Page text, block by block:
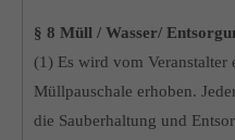
§ 8 Müll / Wasser/
(1) Es wird vom Veranstalter
Müllpauschale erhoben.
die Sauberhaltung und